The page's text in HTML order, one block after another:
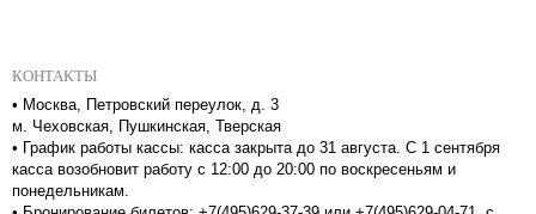
КОНТАКТЫ
• Москва, Петровский переулок, д. 3
м. Чеховская, Пушкинская, Тверская
• График работы кассы: касса закрыта до 31 августа. С 1 сентября
касса возобновит работу с 12:00 до 20:00 по воскресеньям и
понедельникам.